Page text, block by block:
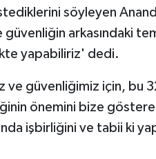
söyleyen
güvenliğin arkasındaki
yapabiliriz' dedi.
ve güvenliğimiz için, bu
önemini bize
işbirliğini ve tabii ki